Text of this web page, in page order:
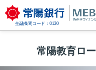
金融機関コード：0130
常陽教育ロ